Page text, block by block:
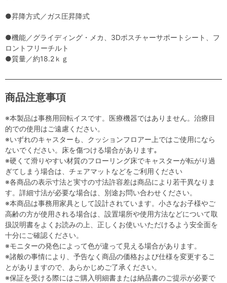
●昇降方式／ガス圧昇降式
●機能／グライディング・メカ、3Dポスチャーサポートシート、フ
ロントフリーチルト
●質量／約18.2ｋｇ
商品注意事項
※本製品は事務用回転イスです。医療機器ではありません。治療目
的での使用はご遠慮ください。
※いずれのキャスターも、クッションフロアー上ではご使用になら
ないでください。床を傷つける場合があります｡
※硬くて滑りやすい材質のフローリング床でキャスターが転がり過
ぎてしまう場合は、チェアマットなどをご利用ください
※各商品の表示寸法と実寸の寸法許容差は商品により若干異なりま
す。詳細寸法が必要な場合は、別途お問い合わせください。
※本商品は事務用家具として設計されています。小さなお子様やご
高齢の方が使用される場合は、設置場所や使用方法などについて取
扱説明書をよくお読みの上、正しくお使いいただけるよう安全面を
十分にご確認ください。
※モニターの発色によって色が違って見える場合があります。
※諸般の事情により、予告なく商品の価格および仕様を変更するこ
とがありますので、あらかじめご了承ください。
※保証を受ける際にはご購入明細書または納品書のご提示が必要で